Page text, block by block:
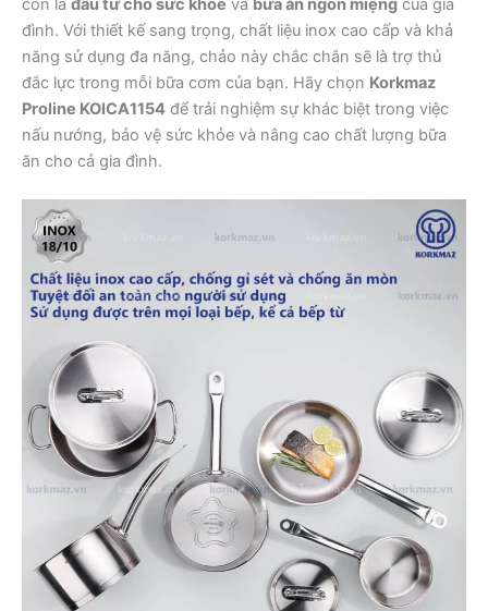
đình. Với thiết kế sang trọng, chất liệu inox cao cấp và khả
năng sử dụng đa năng, chảo này chắc chắn sẽ là trợ thủ
đắc lực trong mỗi bữa cơm của bạn. Hãy chọn Korkmaz
Proline KOICA1154 để trải nghiệm sự khác biệt trong việc
nấu nướng, bảo vệ sức khỏe và nâng cao chất lượng bữa
ăn cho cả gia đình.